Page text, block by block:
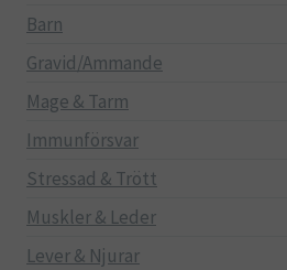
Barn
Gravid/Ammande
Mage & Tarm
Immunförsvar
Stressad & Trött
Muskler & Leder
Lever & Njurar